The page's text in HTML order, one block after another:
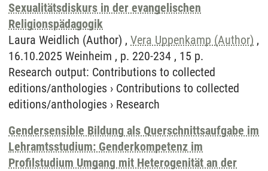
Sexualitätsdiskurs in der evangelischen
Religionspädagogik
Laura Weidlich (Author) , Vera Uppenkamp (Author) ,
16.10.2025 Weinheim , p. 220-234 , 15 p.
Research output: Contributions to collected
editions/anthologies › Contributions to collected
editions/anthologies › Research
Gendersensible Bildung als Querschnittsaufgabe im
Lehramtsstudium: Genderkompetenz im
Profilstudium Umgang mit Heterogenität an der